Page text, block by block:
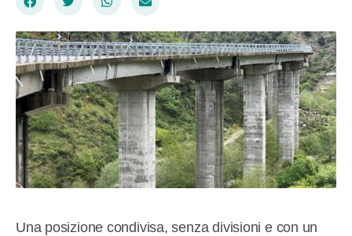
Una posizione condivisa, senza divisioni e con un